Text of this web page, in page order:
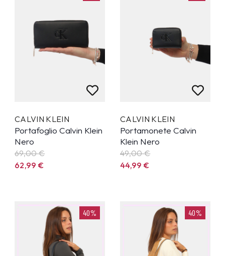
CALVIN KLEIN
Portafoglio Calvin Klein
Nero
69,00 €
62,99€
CALVIN KLEIN
Portamonete Calvin
Klein Nero
49,00 €
44,99€
40% 40%